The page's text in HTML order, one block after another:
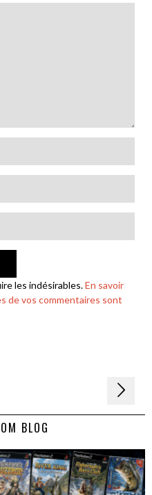
les indésirables.En savoir
de vos commentaires sont
BLOG